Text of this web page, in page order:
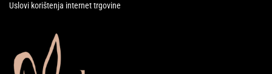
Uslovi korištenja internet trgovine